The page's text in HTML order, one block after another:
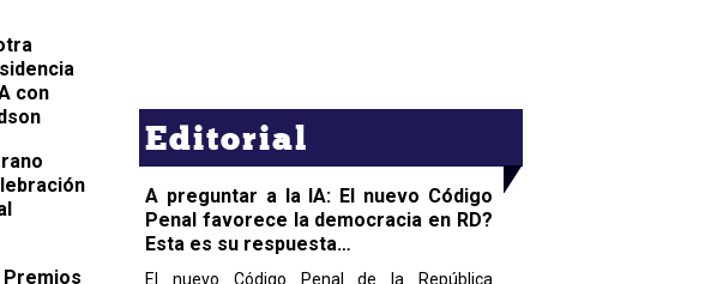
con
Premios
Editorial
A preguntar a la IA: El nuevo Código
Penal favorece la democracia en RD?
Esta es su respuesta…
El nuevo Código Penal de la República